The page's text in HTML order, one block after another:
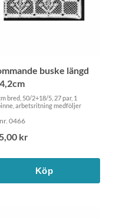
buske längd
bred, 50/2+18/5, 27 par, 1
arbetsritning medföljer
0466
kr
Köp